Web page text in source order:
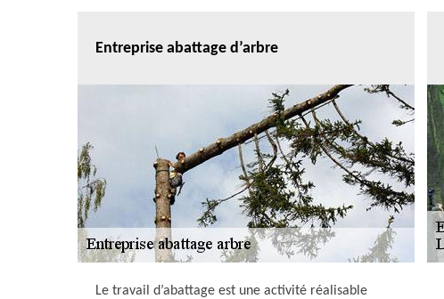
Entreprise abattage d’arbre
Le travail d’abattage est une activité réalisable